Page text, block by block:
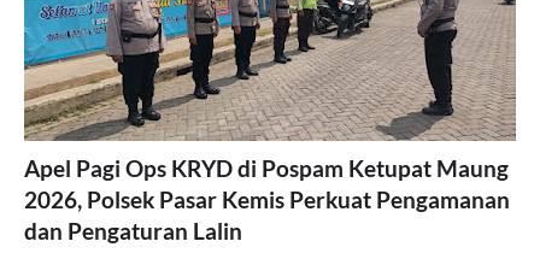
Apel Pagi Ops KRYD di Pospam Ketupat Maung
2026, Polsek Pasar Kemis Perkuat Pengamanan
dan Pengaturan Lalin